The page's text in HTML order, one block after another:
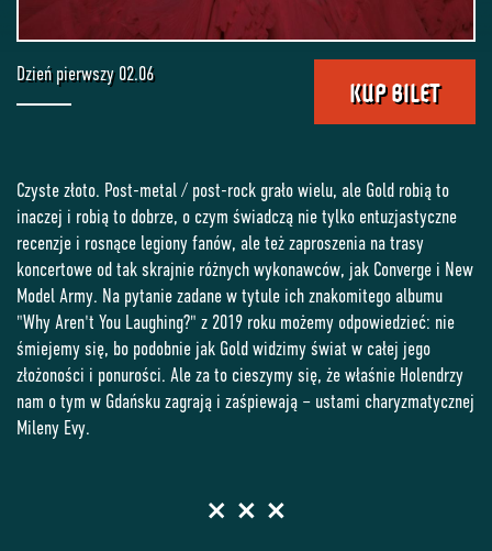
Dzień pierwszy 02.06 KUP BILET
Czyste złoto. Post-metal / post-rock grało wielu, ale Gold robią to
inaczej i robią to dobrze, o czym świadczą nie tylko entuzjastyczne
recenzje i rosnące legiony fanów, ale też zaproszenia na trasy
koncertowe od tak skrajnie różnych wykonawców, jak Converge i New
Model Army. Na pytanie zadane w tytule ich znakomitego albumu
"Why Aren't You Laughing?" z 2019 roku możemy odpowiedzieć: nie
śmiejemy się, bo podobnie jak Gold widzimy świat w całej jego
złożoności i ponurości. Ale za to cieszymy się, że właśnie Holendrzy
nam o tym w Gdańsku zagrają i zaśpiewają – ustami charyzmatycznej
Mileny Evy.